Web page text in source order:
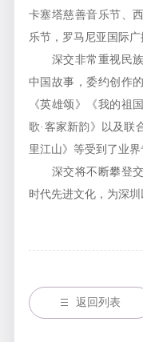
卡塞塔慈善音乐节、
乐节，罗马尼亚国际广
深交非常重视民族
中国故事，委约创作
《英雄颂》《我的祖
歌·客家新韵》以及联
里江山》等受到了业界
深交将不断攀登交
时代先进文化，为深
返回列表